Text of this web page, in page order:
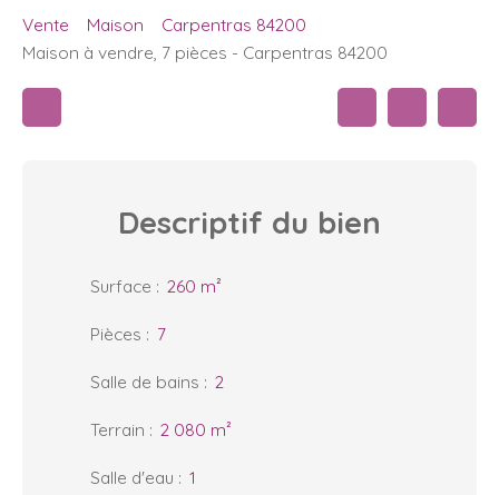
Vente Maison
Carpentras 84200
Maison à vendre, 7 pièces - Carpentras 84200
Descriptif du bien
Surface : 260 m²
Pièces : 7
Salle de bains : 2
Terrain : 2 080 m²
Salle d'eau : 1